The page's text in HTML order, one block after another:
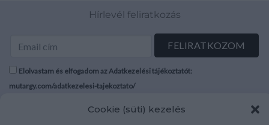
Cookie (süti) kezelés
Hírlevél feliratkozás
Elolvastam és elfogadom az Adatkezelési tájékoztatót:
mutargy.com/adatkezelesi-tajekoztato/
Áraink